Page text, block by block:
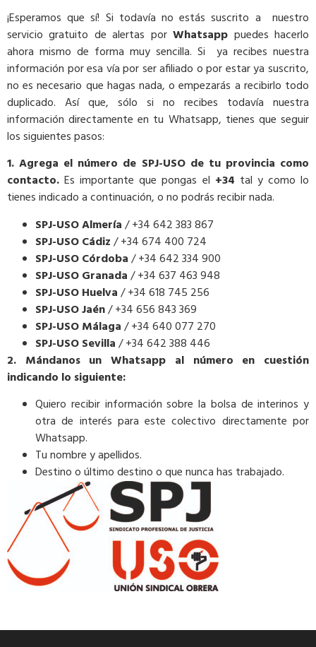
¡Esperamos que sí! Si todavía no estás suscrito a nuestro
servicio gratuito de alertas porWhatsapp puedes hacerlo
ahora mismo de forma muy sencilla. Si ya recibes nuestra
información por esa vía por ser afiliado o por estar ya suscrito,
no es necesario que hagas nada, o empezarás a recibirlo todo
duplicado. Así que, sólo si no recibes todavía nuestra
información directamente en tu Whatsapp, tienes que seguir
los siguientes pasos:
1. Agrega el número de SPJ-USO de tu provincia como
contacto.Es importante que pongas el +34 tal y como lo
tienes indicado a continuación, o no podrás recibir nada.
SPJ-USO Almería/ +34 642 383 867
SPJ-USO Cádiz/ +34 674 400 724
SPJ-USO Córdoba/ +34 642 334 900
SPJ-USO Granada/ +34 637 463 948
SPJ-USO Huelva/ +34 618 745 256
SPJ-USO Jaén/ +34 656 843 369
SPJ-USO Málaga/ +34 640 077 270
SPJ-USO Sevilla/ +34 642 388 446
2. Mándanos un Whatsapp al número en cuestión
indicando lo siguiente:
Quiero recibir información sobre la bolsa de interinos y
otra de interés para este colectivo directamente por
Whatsapp.
Tu nombre y apellidos.
Destino o último destino o que nunca has trabajado.